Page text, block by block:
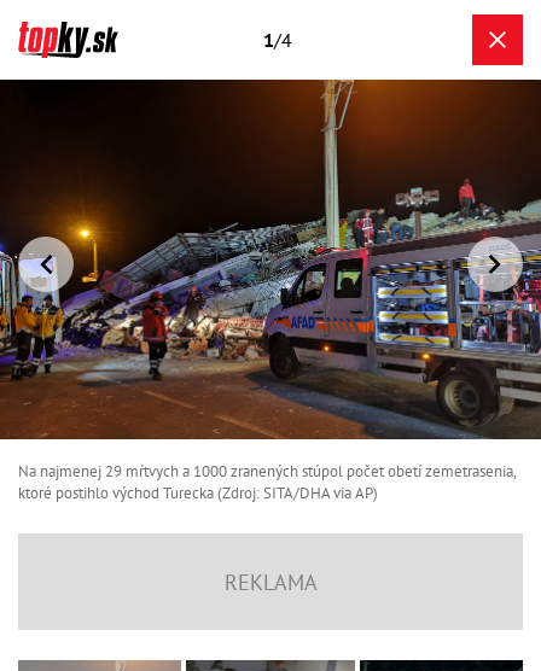
1/4
Na najmenej 29 mŕtvych a 1000 zranených stúpol počet obetí zemetrasenia,
ktoré postihlo východ Turecka (Zdroj: SITA/DHA via AP)